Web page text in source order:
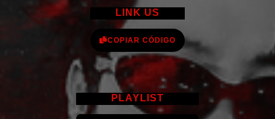
LINK US
COPIAR CÓDIGO
PLAYLIST